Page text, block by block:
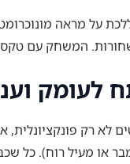
על מראה
המשחק עם
לא רק
או מעיל רוח). כל